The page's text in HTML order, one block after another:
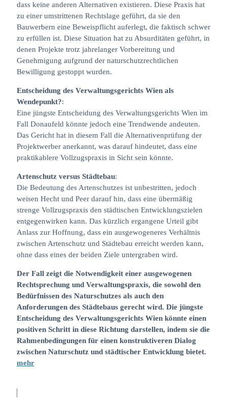
dass keine anderen Alternativen existieren. Diese Praxis hat
zu einer umstrittenen Rechtslage geführt, da sie den
Bauwerbern eine Beweispflicht auferlegt, die faktisch schwer
zu erfüllen ist. Diese Situation hat zu Absurditäten geführt, in
denen Projekte trotz jahrelanger Vorbereitung und
Genehmigung aufgrund der naturschutzrechtlichen
Bewilligung gestoppt wurden.
Entscheidung des Verwaltungsgerichts Wien als
Wendepunkt?:
Eine jüngste Entscheidung des Verwaltungsgerichts Wien im
Fall Donaufeld könnte jedoch eine Trendwende andeuten.
Das Gericht hat in diesem Fall die Alternativenprüfung der
Projektwerber anerkannt, was darauf hindeutet, dass eine
praktikablere Vollzugspraxis in Sicht sein könnte.
Artenschutz versus Städtebau:
Die Bedeutung des Artenschutzes ist unbestritten, jedoch
weisen Hecht und Peer darauf hin, dass eine übermäßig
strenge Vollzugspraxis den städtischen Entwicklungszielen
entgegenwirken kann. Das kürzlich ergangene Urteil gibt
Anlass zur Hoffnung, dass ein ausgewogeneres Verhältnis
zwischen Artenschutz und Städtebau erreicht werden kann,
ohne dass eines der beiden Ziele untergraben wird.
Der Fall zeigt die Notwendigkeit einer ausgewogenen
Rechtsprechung und Verwaltungspraxis, die sowohl den
Bedürfnissen des Naturschutzes als auch den
Anforderungen des Städtebaus gerecht wird. Die jüngste
Entscheidung des Verwaltungsgerichts Wien könnte einen
positiven Schritt in diese Richtung darstellen, indem sie die
Rahmenbedingungen für einen konstruktiveren Dialog
zwischen Naturschutz und städtischer Entwicklung bietet.
mehr